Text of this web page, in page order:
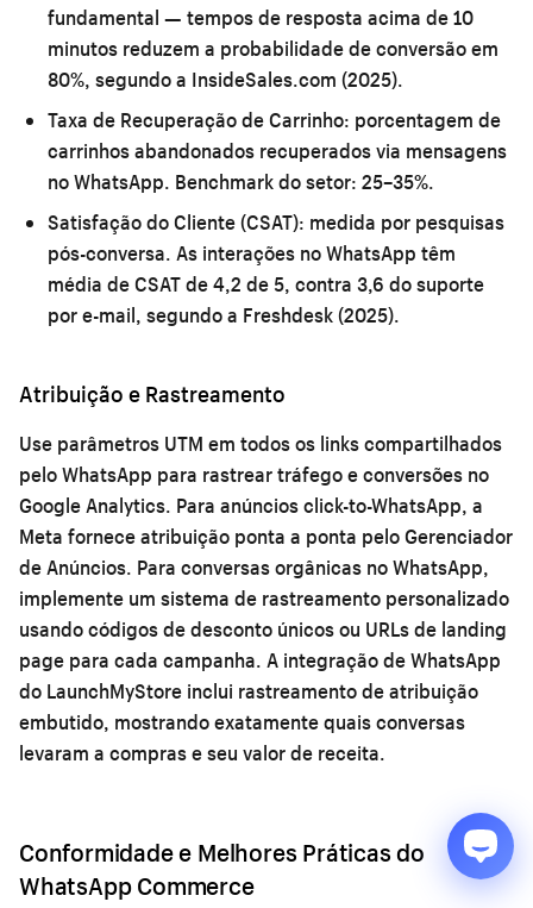
fundamental — tempos de resposta acima de 10
minutos reduzem a probabilidade de conversão em
80%, segundo a InsideSales.com (2025).
Taxa de Recuperação de Carrinho: porcentagem de
carrinhos abandonados recuperados via mensagens
no WhatsApp. Benchmark do setor: 25–35%.
Satisfação do Cliente (CSAT): medida por pesquisas
pós-conversa. As interações no WhatsApp têm
média de CSAT de 4,2 de 5, contra 3,6 do suporte
por e-mail, segundo a Freshdesk (2025).
Atribuição e Rastreamento
Use parâmetros UTM em todos os links compartilhados
pelo WhatsApp para rastrear tráfego e conversões no
Google Analytics. Para anúncios click-to-WhatsApp, a
Meta fornece atribuição ponta a ponta pelo Gerenciador
de Anúncios. Para conversas orgânicas no WhatsApp,
implemente um sistema de rastreamento personalizado
usando códigos de desconto únicos ou URLs de landing
page para cada campanha. A integração de WhatsApp
do LaunchMyStore inclui rastreamento de atribuição
embutido, mostrando exatamente quais conversas
levaram a compras e seu valor de receita.
Conformidade e Melhores Práticas do
WhatsApp Commerce